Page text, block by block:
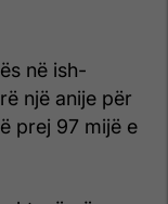
në ish-
një anije për
prej 97 mijë e